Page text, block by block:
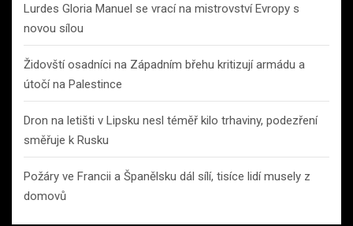
Lurdes Gloria Manuel se vrací na mistrovství Evropy s
novou sílou
Židovští osadníci na Západním břehu kritizují armádu a
útočí na Palestince
Dron na letišti v Lipsku nesl téměř kilo trhaviny, podezření
směřuje k Rusku
Požáry ve Francii a Španělsku dál sílí, tisíce lidí musely z
domovů